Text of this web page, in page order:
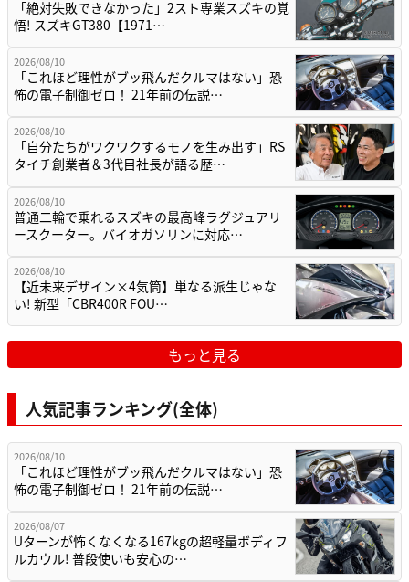
「絶対失敗できなかった」2スト専業スズキの覚
悟! スズキGT380【1971…
2026/08/10
「これほど理性がブッ飛んだクルマはない」恐
怖の電子制御ゼロ！ 21年前の伝説…
2026/08/10
「自分たちがワクワクするモノを生み出す」RS
タイチ創業者＆3代目社長が語る歴…
2026/08/10
普通二輪で乗れるスズキの最高峰ラグジュアリ
ースクーター。バイオガソリンに対応…
2026/08/10
【近未来デザイン×4気筒】単なる派生じゃな
い! 新型「CBR400R FOU…
もっと見る
人気記事ランキング(全体)
2026/08/10
「これほど理性がブッ飛んだクルマはない」恐
怖の電子制御ゼロ！ 21年前の伝説…
2026/08/07
Uターンが怖くなくなる167kgの超軽量ボディフ
ルカウル! 普段使いも安心の…